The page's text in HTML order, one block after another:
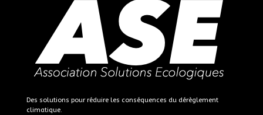
Des solutions pour réduire les conséquences du dérèglement
climatique.